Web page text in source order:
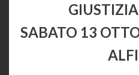
SABATO 13